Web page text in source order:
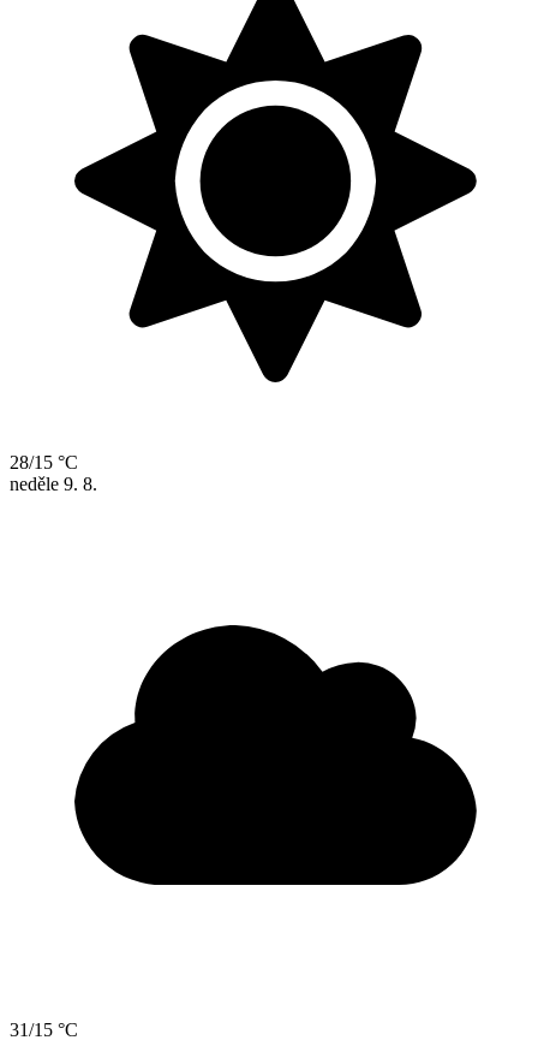
28/15 °C
neděle 9. 8.
31/15 °C